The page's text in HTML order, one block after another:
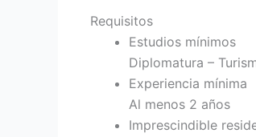
Requisitos
Estudios mínimos
Diplomatura –
Experiencia mínima
Al menos 2 años
Imprescindible